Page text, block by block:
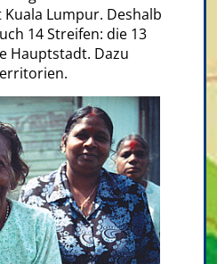
Lumpur. Deshalb
14 Streifen: die 13
Hauptstadt. Dazu